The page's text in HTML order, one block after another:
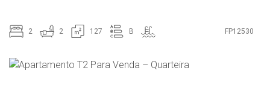
2 2 127 B FP12530